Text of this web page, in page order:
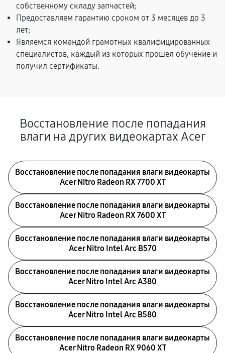
собственному складу запчастей;
Предоставляем гарантию сроком от 3 месяцев до 3
лет;
Являемся командой грамотных квалифицированных
специалистов, каждый из которых прошел обучение и
получил сертификаты.
Восстановление после попадания
влаги на других видеокартах Acer
Восстановление после попадания влаги видеокарты
Acer Nitro Radeon RX 7700 XT
Восстановление после попадания влаги видеокарты
Acer Nitro Radeon RX 7600 XT
Восстановление после попадания влаги видеокарты
Acer Nitro Intel Arc B570
Восстановление после попадания влаги видеокарты
Acer Nitro Intel Arc A380
Восстановление после попадания влаги видеокарты
Acer Nitro Intel Arc B580
Восстановление после попадания влаги видеокарты
Acer Nitro Radeon RX 9060 XT